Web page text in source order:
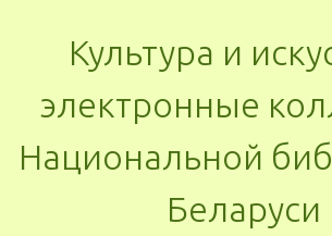
Культура и
электронные
Национальной
Беларуси